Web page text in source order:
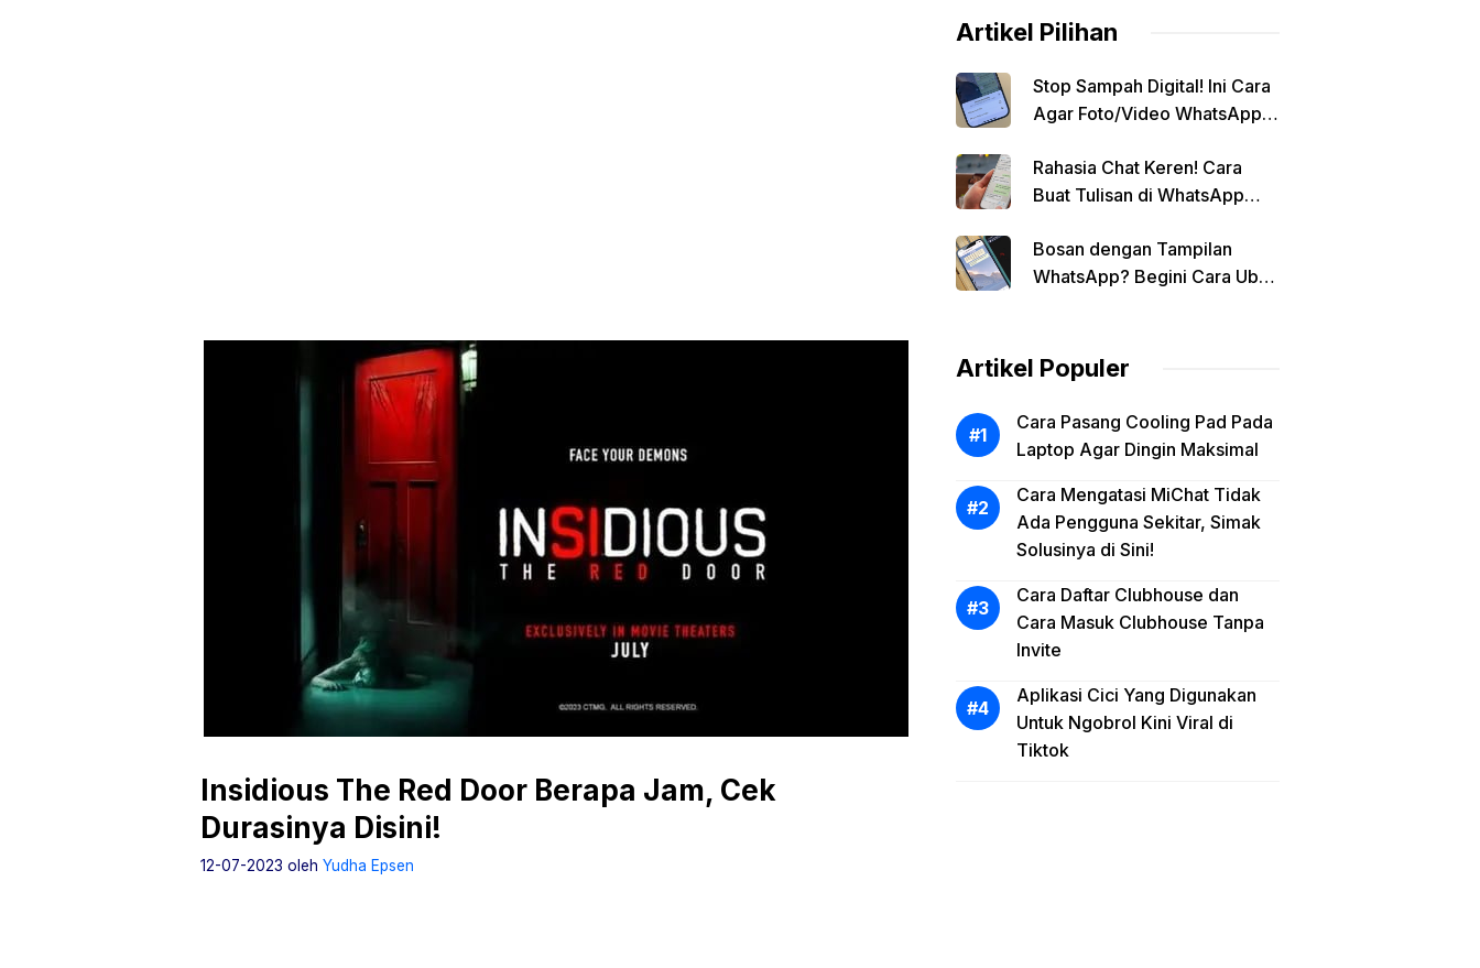
Insidious The Red Door Berapa Jam, Cek
Durasinya Disini!
12-07-2023 oleh Yudha Epsen
Artikel Pilihan
Stop Sampah Digital! Ini Cara
Agar Foto/Video WhatsApp
Otomatis
Rahasia Chat Keren! Cara
Buat Tulisan di WhatsApp
Bosan dengan Tampilan
WhatsApp? Begini Cara Ubah
Artikel Populer
Cara Pasang Cooling Pad Pada
Laptop Agar Dingin Maksimal
Cara Mengatasi MiChat Tidak
Ada Pengguna Sekitar, Simak
Solusinya di Sini!
Cara Daftar Clubhouse dan
Cara Masuk Clubhouse Tanpa
Invite
Aplikasi Cici Yang Digunakan
Untuk Ngobrol Kini Viral di
Tiktok